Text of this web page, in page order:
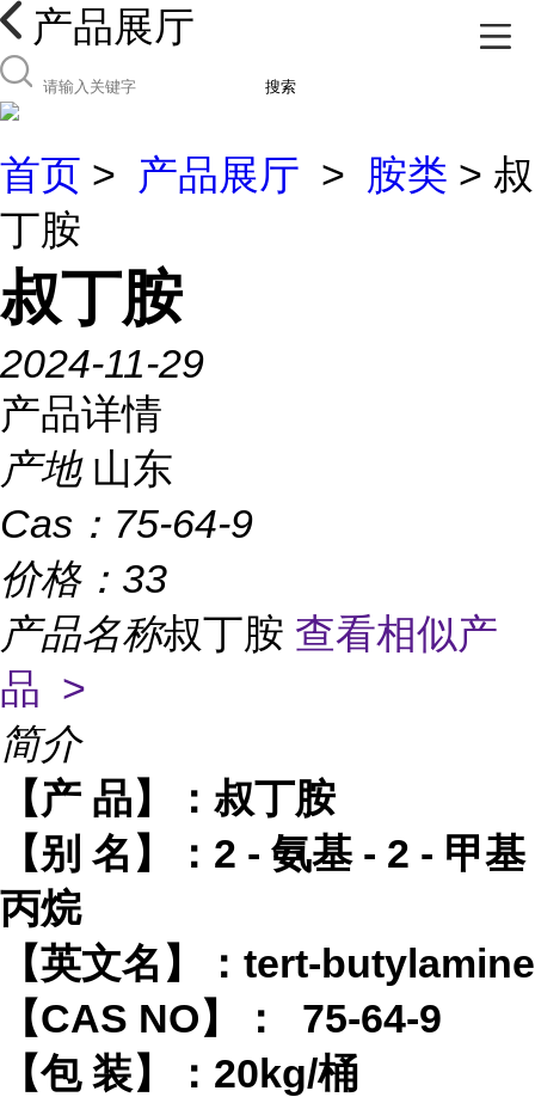
产品展厅
搜索
首页 > 产品展厅 > 胺类 > 叔
丁胺
叔丁胺
2024-11-29
产品详情
产地 山东
Cas： 75-64-9
价格： 33
产品名称叔丁胺 查看相似产
品 >
简介
【产 品】： 叔丁胺
【别 名】 ： 2 - 氨基 - 2 - 甲基
丙烷
【英文名】： tert-butylamine
【CAS NO】： 75-64-9
【包装】： 20kg/桶